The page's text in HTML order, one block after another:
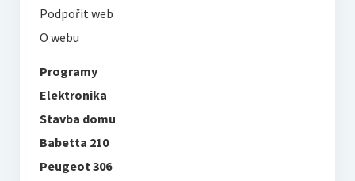
Podpořit web
O webu
Programy
Elektronika
Stavba domu
Babetta 210
Peugeot 306